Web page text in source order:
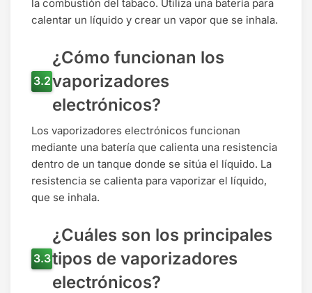
la combustión del tabaco. Utiliza una batería para
calentar un líquido y crear un vapor que se inhala.
¿Cómo funcionan los
vaporizadores
electrónicos?
Los vaporizadores electrónicos funcionan
mediante una batería que calienta una resistencia
dentro de un tanque donde se sitúa el líquido. La
resistencia se calienta para vaporizar el líquido,
que se inhala.
¿Cuáles son los principales
tipos de vaporizadores
electrónicos?